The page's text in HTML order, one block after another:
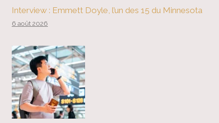
Interview : Emmett Doyle, l’un des 15 du Minnesota
6 août 2026